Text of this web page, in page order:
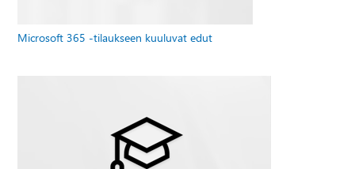
Microsoft 365 -tilaukseen kuuluvat edut